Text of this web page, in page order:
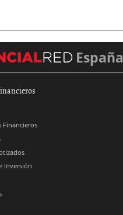
España
Financieros
Inversión